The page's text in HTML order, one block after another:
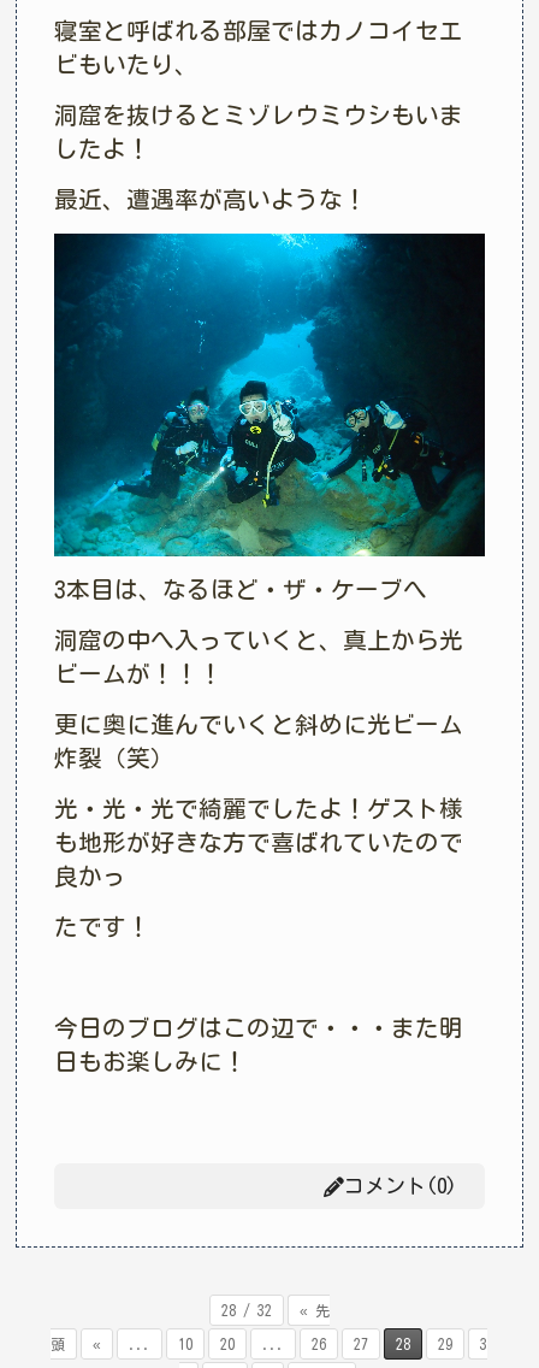
寝室と呼ばれる部屋ではカノコイセエ
ビもいたり、
洞窟を抜けるとミゾレウミウシもいま
したよ！
最近、遭遇率が高いような！
3本目は、なるほど・ザ・ケーブへ
洞窟の中へ入っていくと、真上から光
ビームが！！！
更に奥に進んでいくと斜めに光ビーム
炸裂（笑）
光・光・光で綺麗でしたよ！ゲスト様
も地形が好きな方で喜ばれていたので
良かっ
たです！
今日のブログはこの辺で・・・また明
日もお楽しみに！
コメント(0)
28 / 32 « 先
頭 « 10 20 26 27 28 29 3